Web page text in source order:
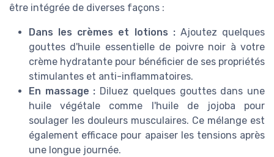
être intégrée de diverses façons :
Dans les crèmes et lotions :Ajoutez quelques
gouttes d'huile essentielle de poivre noir à votre
crème hydratante pour bénéficier de ses propriétés
stimulantes et anti-inflammatoires.
En massage : Diluez quelques gouttes dans une
huile végétale comme l'huile de jojoba pour
soulager les douleurs musculaires. Ce mélange est
également efficace pour apaiser les tensions après
une longue journée.